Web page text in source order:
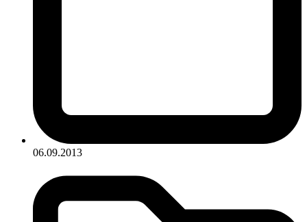
06.09.2013